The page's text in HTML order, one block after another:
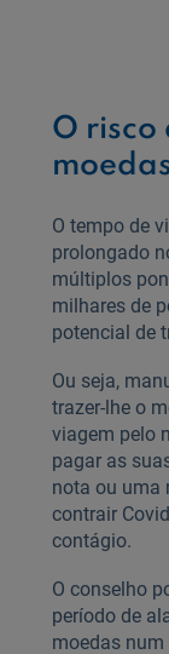
O risco
O tempo de
prolongado
múltiplos
milhares de
potencial de
Ou seja,
trazer-lhe o
viagem pelo
pagar as
nota ou uma
contrair
contágio.
O conselho
período de
moedas num